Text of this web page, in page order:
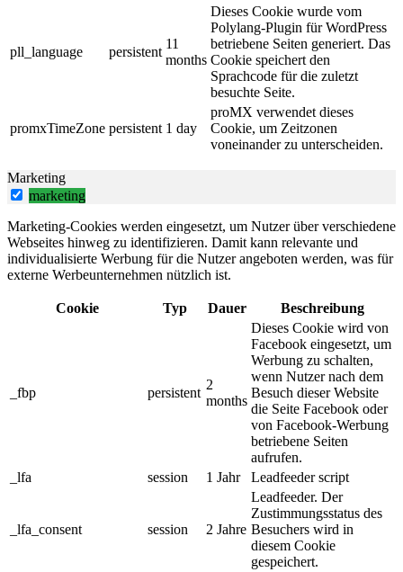
pll_language persistent
11
months
Dieses Cookie wurde vom
Polylang-Plugin für WordPress
betriebene Seiten generiert. Das
Cookie speichert den
Sprachcode für die zuletzt
besuchte Seite.
promxTimeZone persistent 1 day
proMX verwendet dieses
Cookie, um Zeitzonen
voneinander zu unterscheiden.
Marketing
marketing
Marketing-Cookies werden eingesetzt, um Nutzer über verschiedene
Webseites hinweg zu identifizieren. Damit kann relevante und
individualisierte Werbung für die Nutzer angeboten werden, was für
externe Werbeunternehmen nützlich ist.
Cookie Typ Dauer Beschreibung
_fbp persistent
2
months
Dieses Cookie wird von
Facebook eingesetzt, um
Werbung zu schalten,
wenn Nutzer nach dem
Besuch dieser Website
die Seite Facebook oder
von Facebook-Werbung
betriebene Seiten
aufrufen.
_lfa
session 1 Jahr Leadfeeder script
_lfa_consent session 2 Jahre
Leadfeeder. Der
Zustimmungsstatus des
Besuchers wird in
diesem Cookie
gespeichert.